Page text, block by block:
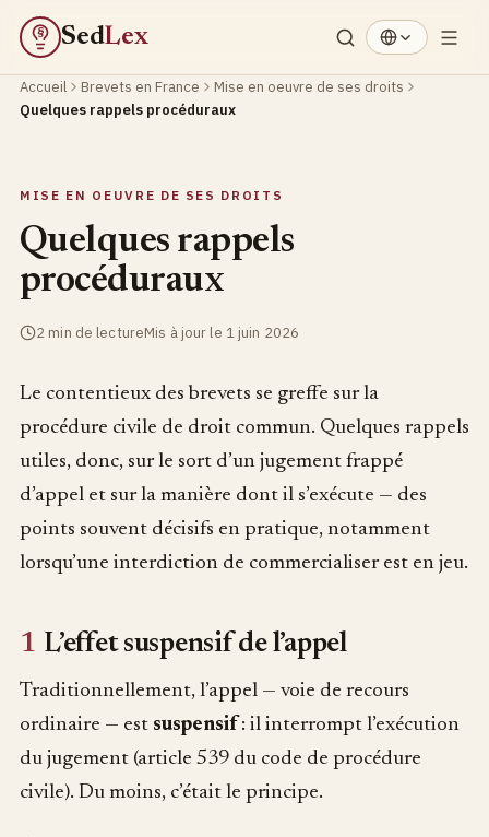
§ SedLex
Accueil Brevets en France
Mise en oeuvre de ses droits
Quelques rappels procéduraux
MISE EN OEUVRE DE SES DROITS
Quelques rappels
procéduraux
2 min de lectureMis à jour le 1 juin 2026
Le contentieux des brevets se greffe sur la
procédure civile de droit commun. Quelques rappels
utiles, donc, sur le sort d’un jugement frappé
d’appel et sur la manière dont il s’exécute — des
points souvent décisifs en pratique, notamment
lorsqu’une interdiction de commercialiser est en jeu.
1 L’effet suspensif de l’appel
Traditionnellement, l’appel — voie de recours
ordinaire — est suspensif: il interrompt l’exécution
du jugement (article 539 du code de procédure
civile). Du moins, c’était le principe.